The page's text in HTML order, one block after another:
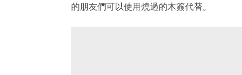
的朋友們可以使用燒過的木簽代替。